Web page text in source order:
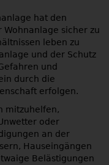
hat den
sicher zu
leben zu
und der Schutz
und
durch die
erfolgen.
mitzuhelfen,
oder
an der
Hauseingängen
Belästigungen